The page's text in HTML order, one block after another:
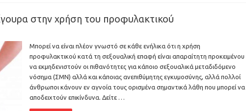
στην χρήση του προφυλακτικού
Μπορεί να είναι πλέον γνωστό σε κάθε ενήλικα ότι η χρήση
προφυλακτικού κατά τη σεξουαλική επαφή είναι απαραίτητη προκειμένου
να εκμηδενιστούν οι πιθανότητες για κάποιο σεξουαλικά μεταδιδόμενο
νόσημα (ΣΜΝ) αλλά και κάποιας ανεπιθύμητης εγκυμοσύνης, αλλά πολλοί
άνθρωποι κάνουν εν αγνοία τους ορισμένα σημαντικά λάθη που μπορεί να
αποδειχτούν επικίνδυνα. Δείτε …